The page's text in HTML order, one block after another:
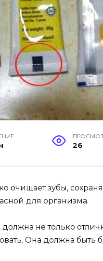
26
очищает зубы,
для организма.
должна не только
Она должна быть